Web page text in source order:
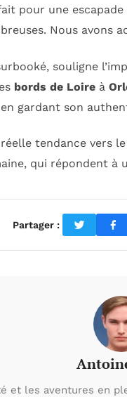
pour une
Nous avons
souligne
bords de Loire à
gardant son
tendance vers
qui répondent à
Partager :
et les aventures en